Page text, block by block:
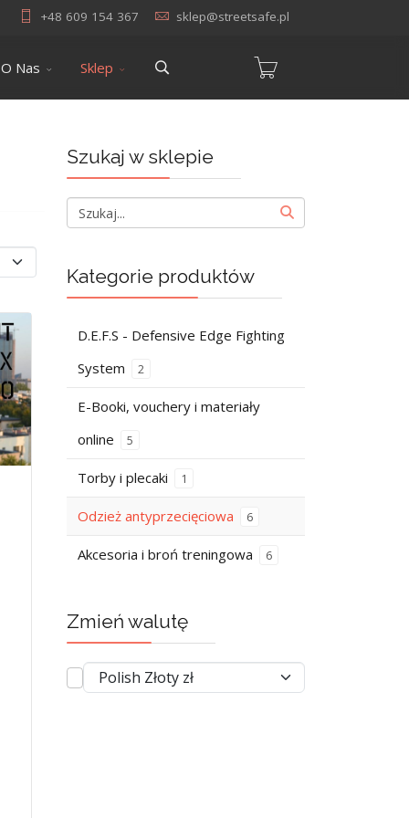
+48 609 154 367 sklep@streetsafe.pl
O Nas Sklep
Szukaj w sklepie
Kategorie produktów
D.E.F.S - Defensive Edge Fighting
System
2
E-Booki, vouchery i materiały
online
5
Torby i plecaki 1
Odzież antyprzecięciowa 6
Akcesoria i broń treningowa 6
Zmień walutę